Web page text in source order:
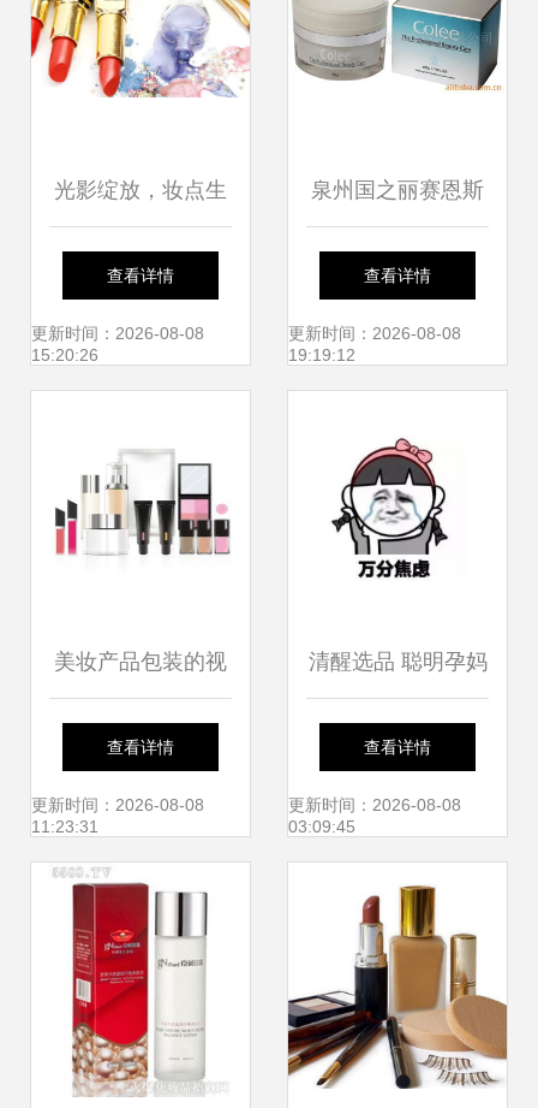
光影绽放，妆点生
活与心愿——浅析
康丽彩与魅力城市
查看详情
更新时间：2026-08-08
15:20:26
泉州国之丽赛恩斯
美容 全系列化妆品
套装产品列表
查看详情
更新时间：2026-08-08
19:19:12
美妆产品包装的视
觉魅力 矢量样机模
型的巧妙应用
查看详情
更新时间：2026-08-08
11:23:31
清醒选品 聪明孕妈
这样挑护肤品与珠
宝首饰，远离全
查看详情
更新时间：2026-08-08
03:09:45